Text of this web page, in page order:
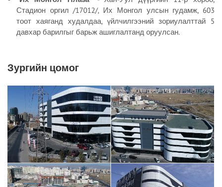
Стадион оргил /17012/, Их Монгол улсын гудамж, 603
тоот хаяганд худалдаа, үйлчилгээний зориулалттай 5
давхар барилгыг барьж ашиглалтанд оруулсан.
Зургийн цомог